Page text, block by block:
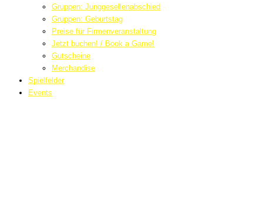
Gruppen: Junggesellenabschied
Gruppen: Geburtstag
Preise für Firmenveranstaltung
Jetzt buchen! / Book a Game!
Gutscheine
Merchandise
Spielfelder
Events